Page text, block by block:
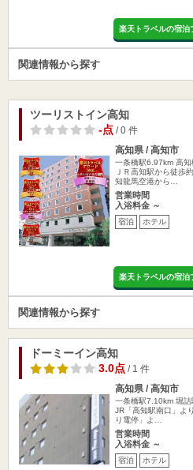
楽天トラベルの宿泊
関連情報から探す
ツーリストイン高知
-点/ 0 件
高知県 / 高知市
一条橋駅6.97km 高
ＪＲ高知駅から徒歩
知龍馬空港から…
営業時間
入浴料金 ～
宿泊 ホテル
楽天トラベルの宿泊
関連情報から探す
ドーミーイン高知
3.0点/ 1 件
高知県 / 高知市
一条橋駅7.10km 堀
JR「高知駅南口」よ
り電停」よ…
営業時間
入浴料金 ～
宿泊 ホテル